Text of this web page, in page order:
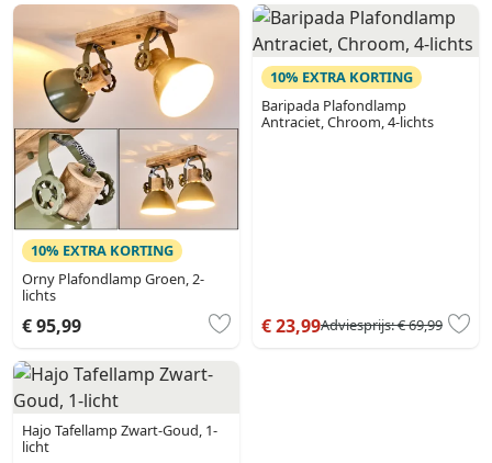
10% EXTRA KORTING
Orny Plafondlamp Groen, 2-
lichts
€ 95,99
10% EXTRA KORTING
Baripada Plafondlamp
Antraciet, Chroom, 4-lichts
€ 23,99Adviesprijs:€ 69,99
Hajo Tafellamp Zwart-Goud, 1-
licht